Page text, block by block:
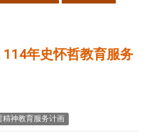
年史怀哲教育服务
神教育服务计画